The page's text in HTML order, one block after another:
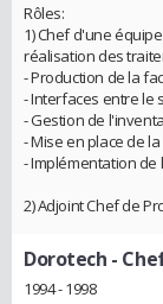
Rôles:
1) Chef d'une
réalisation des
- Production de la
- Interfaces entre le
- Gestion de
- Mise en place de
- Implémentation de
2) Adjoint Chef de
Dorotech -
1994 - 1998